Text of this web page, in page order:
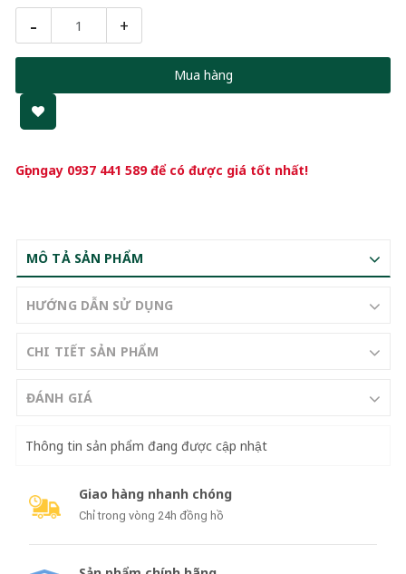
- +
Mua hàng
Gọi ngay 0937 441 589để có được giá tốt nhất!
MÔ TẢ SẢN PHẨM
HƯỚNG DẪN SỬ DỤNG
CHI TIẾT SẢN PHẨM
ĐÁNH GIÁ
Thông tin sản phẩm đang được cập nhật
Giao hàng nhanh chóng
Chỉ trong vòng 24h đồng hồ